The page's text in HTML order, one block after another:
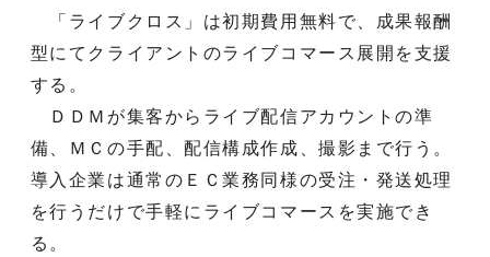
「ライブクロス」は初期費用無料で、成果報酬
型にてクライアントのライブコマース展開を支援
する。
ＤＤＭが集客からライブ配信アカウントの準
備、ＭＣの手配、配信構成作成、撮影まで行う。
導入企業は通常のＥＣ業務同様の受注・発送処理
を行うだけで手軽にライブコマースを実施でき
る。